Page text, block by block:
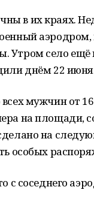
в их краях.
Утром село
днём 22
мужчин от
на площади,
на
особых
с соседнего